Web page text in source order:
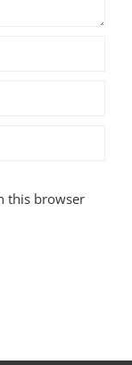
this browser